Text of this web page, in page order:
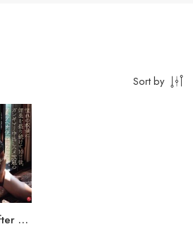
Sort by
CEN-0442 ROE-468 After 10 Days Of Giving My Beloved Aunt An Aphrodisiac,…